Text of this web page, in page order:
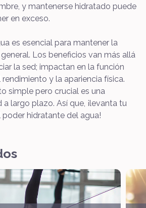
y mantenerse hidratado puede
en exceso.
es esencial para mantener la
Los beneficios van más allá
la sed; impactan en la función
rendimiento y la apariencia física.
simple pero crucial es una
a largo plazo. Así que, ¡levanta tu
hidratante del agua!